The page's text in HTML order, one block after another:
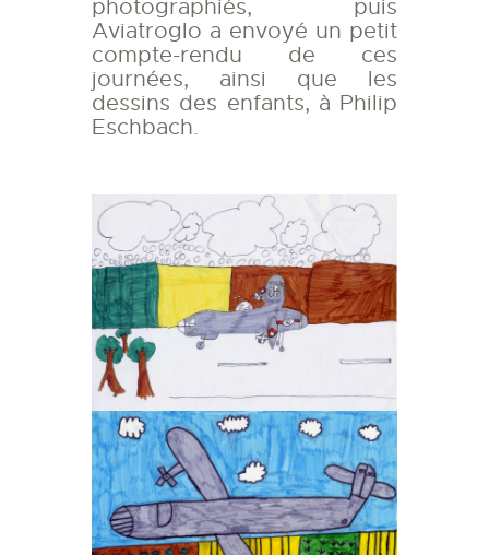
photographiés, puis
Aviatroglo a envoyé un petit
compte-rendu de ces
journées, ainsi que les
dessins des enfants, à Philip
Eschbach.